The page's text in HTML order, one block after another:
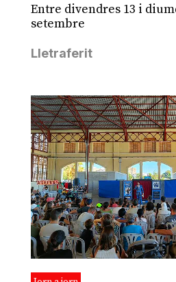
Entre divendres 13 i
setembre
Lletraferit